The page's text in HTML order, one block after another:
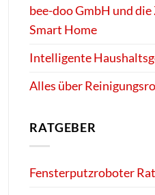
bee-doo GmbH und
Smart Home
Intelligente
Alles über
RATGEBER
Fensterputzroboter